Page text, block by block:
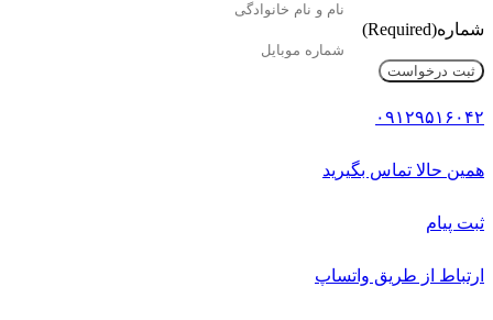
شماره(Required)
۰۹۱۲۹۵۱۶۰۴۲
همین حالا تماس بگیرید
ثبت پیام
ارتباط از طریق واتساپ